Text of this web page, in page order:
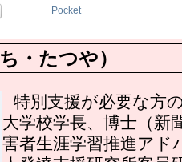
Pocket
・たつや）
特別支援が必要な方
大学校学長、博士（新
害者生涯学習推進アド